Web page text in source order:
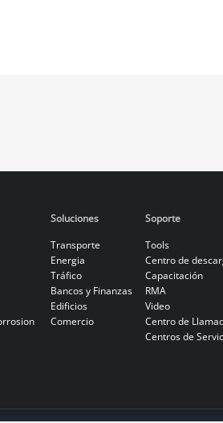
Soluciones
Transporte
Energia
Tráfico
Bancos y Finanzas
Edificios
Comercio
Soporte
Tools
Centro de
Capacitación
RMA
Video
Centro de
Centros de